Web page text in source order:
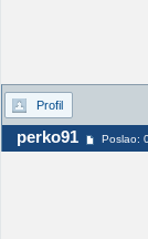
Profil
perko91 Poslao: